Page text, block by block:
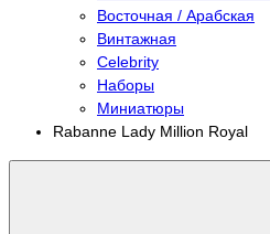
Восточная / Арабская
Винтажная
Celebrity
Наборы
Миниатюры
Rabanne Lady Million Royal